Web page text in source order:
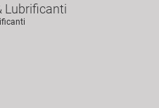
Lubrificanti